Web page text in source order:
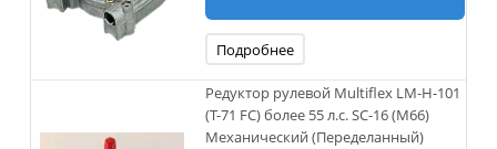
Подробнее
Редуктор рулевой Multiflex LM-H-101
(T-71 FC) более 55 л.с. SC-16 (M66)
Механический (Переделанный)